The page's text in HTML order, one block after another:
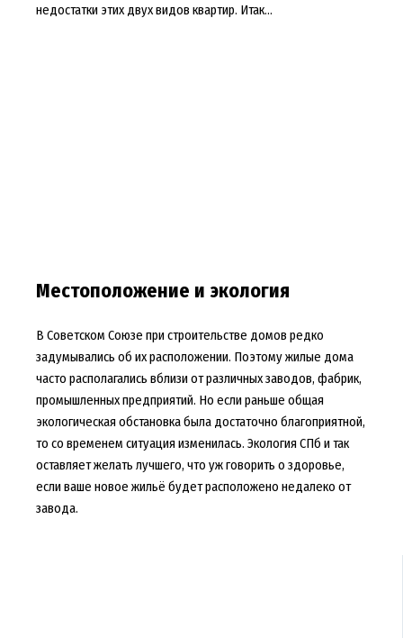
недостатки этих двух видов квартир. Итак…
Местоположение и экология
В Советском Союзе при строительстве домов редко
задумывались об их расположении. Поэтому жилые дома
часто располагались вблизи от различных заводов, фабрик,
промышленных предприятий. Но если раньше общая
экологическая обстановка была достаточно благоприятной,
то со временем ситуация изменилась. Экология СПб и так
оставляет желать лучшего, что уж говорить о здоровье,
если ваше новое жильё будет расположено недалеко от
завода.